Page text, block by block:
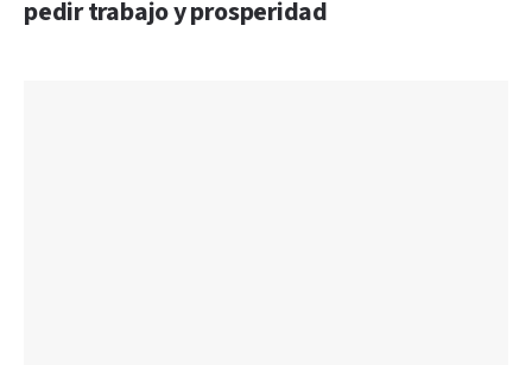
pedir trabajo y prosperidad